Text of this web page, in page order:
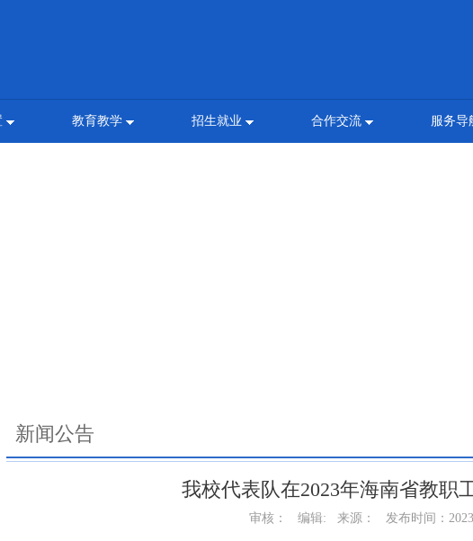
教育教学 招生就业 合作交流 服务导
新闻公告
我校代表队在2023年海南省教职
审核： 编辑: 来源： 发布时间：